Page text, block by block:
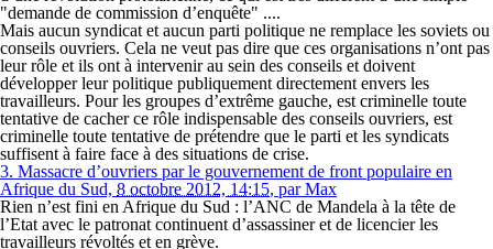
"demande de commission d’enquête" ....
Mais aucun syndicat et aucun parti politique ne remplace les soviets ou
conseils ouvriers. Cela ne veut pas dire que ces organisations n’ont pas
leur rôle et ils ont à intervenir au sein des conseils et doivent
développer leur politique publiquement directement envers les
travailleurs. Pour les groupes d’extrême gauche, est criminelle toute
tentative de cacher ce rôle indispensable des conseils ouvriers, est
criminelle toute tentative de prétendre que le parti et les syndicats
suffisent à faire face à des situations de crise.
3. Massacre d’ouvriers par le gouvernement de front populaire en
Afrique du Sud, 8 octobre 2012, 14:15, parMax
Rien n’est fini en Afrique du Sud : l’ANC de Mandela à la tête de
l’Etat avec le patronat continuent d’assassiner et de licencier les
travailleurs révoltés et en grève.